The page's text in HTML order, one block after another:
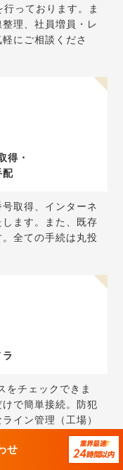
せ
っております。ま
理、社員増員・レ
にご相談くださ
得・
配
取得、インターネ
ます。また、既存
全ての手続は丸投
をチェックできま
で簡単接続。防犯
イン管理（工場）